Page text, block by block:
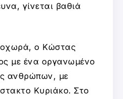
γίνεται βαθιά
ο Κώστας
με ένα οργανωμένο
ανθρώπων, με
Κυριάκο. Στο